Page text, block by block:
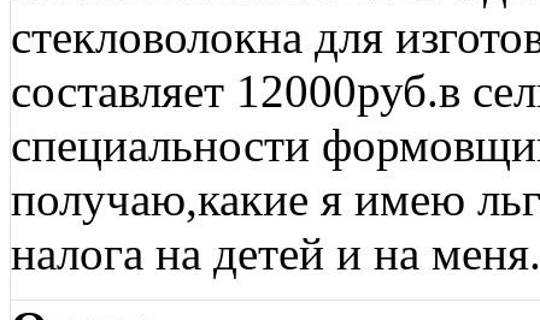
стекловолокна для
составляет 12000руб.в
специальности
получаю,какие я имею
налога на детей и на меня.